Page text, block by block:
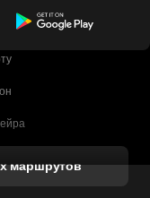
маршрутов